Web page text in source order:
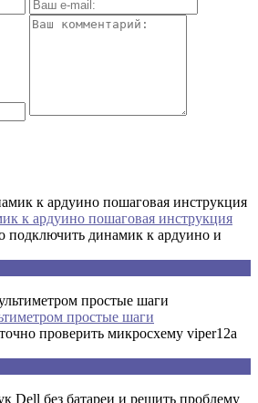
к ардуино пошаговая инструкция
подключить динамик к ардуино и
простые шаги
проверить микросхему viper12a